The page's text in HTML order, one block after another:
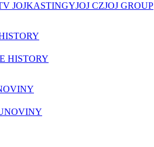
JOJKASTINGYJOJ CZJOJ GROUP
HISTORY